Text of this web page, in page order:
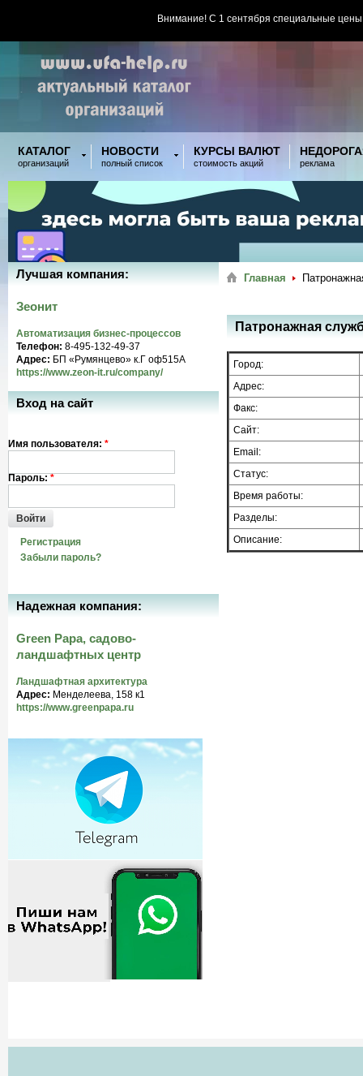
Внимание! С 1 сентября специальные
КАТАЛОГ
организаций
НОВОСТИ
полный список
КУРСЫ ВАЛЮТ
стоимость акций реклама
Главная
Патронажная
Город:
Адрес:
Факс:
Сайт:
Email:
Статус:
Время работы:
Разделы:
Описание:
Лучшая компания:
Зеонит
Автоматизация бизнес-процессов
Телефон: 8-495-132-49-37
Адрес: БП «Румянцево» к.Г оф515A
https://www.zeon-it.ru/company/
Вход на сайт
Имя пользователя: *
Пароль: *
Войти
Регистрация
Забыли пароль?
Надежная компания:
Green Papa, садово-
ландшафтных центр
Ландшафтная архитектура
Адрес: Менделеева, 158 к1
https://www.greenpapa.ru